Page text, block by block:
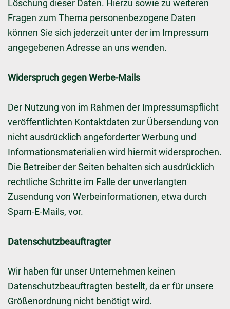
Löschung dieser Daten. Hierzu sowie zu weiteren
Fragen zum Thema personenbezogene Daten
können Sie sich jederzeit unter der im Impressum
angegebenen Adresse an uns wenden.
Widerspruch gegen Werbe-Mails
Der Nutzung von im Rahmen der Impressumspflicht
veröffentlichten Kontaktdaten zur Übersendung von
nicht ausdrücklich angeforderter Werbung und
Informationsmaterialien wird hiermit widersprochen.
Die Betreiber der Seiten behalten sich ausdrücklich
rechtliche Schritte im Falle der unverlangten
Zusendung von Werbeinformationen, etwa durch
Spam-E-Mails, vor.
Datenschutzbeauftragter
Wir haben für unser Unternehmen keinen
Datenschutzbeauftragten bestellt, da er für unsere
Größenordnung nicht benötigt wird.